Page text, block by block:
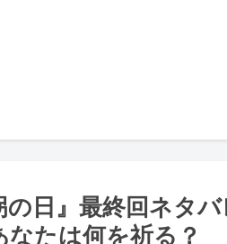
の日』最終回ネタ
なたは何を祈る？